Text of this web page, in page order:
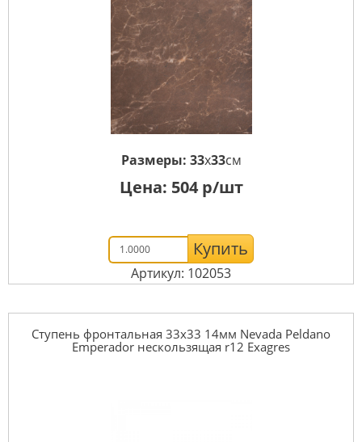
Размеры: 33x33см
Цена: 504р/шт
Купить
Артикул: 102053
Ступень фронтальная 33x33 14мм Nevada Peldano
Emperador нескользящая r12 Exagres